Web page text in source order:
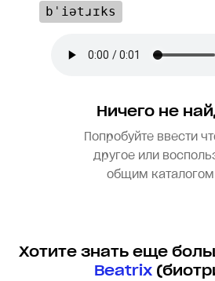
bˈiətɹɪks
Ничего не
Попробуйте ввести
другое или
общим каталогом
Хотите знать еще
Beatrix